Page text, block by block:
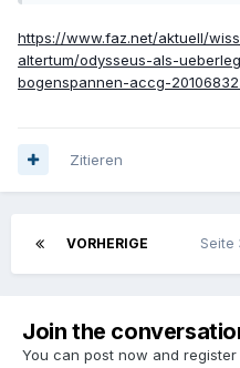
(21,174), Eurymachos und
Horde (21,186 ff.). Und stets
des Bogens die Rede, vom
und Kenntnis, wie der
https://www.faz.net/aktuell/
altertum/odysseus-als-
bogenspannen-accg-
Zitieren
VORHERIGE Seite
Join the
You can post now and